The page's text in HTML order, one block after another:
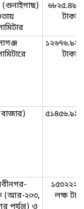
(গুনাইগাছ)
৬৮২৫.৪৯
টাকা
১২৬৭৬.৯২
টাকা
৫১৪৫৬.৯১
(আর-২০৩,
লক্ষ